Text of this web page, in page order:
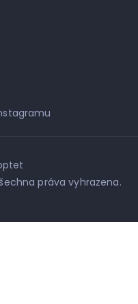
práva vyhrazena.